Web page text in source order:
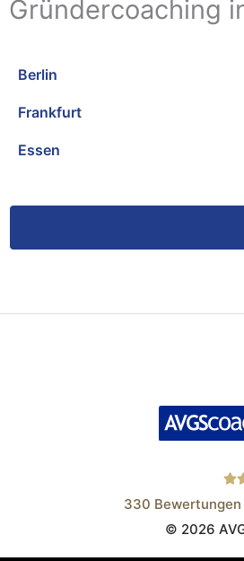
Gründercoaching
Berlin
Frankfurt
Essen
330
© 2026